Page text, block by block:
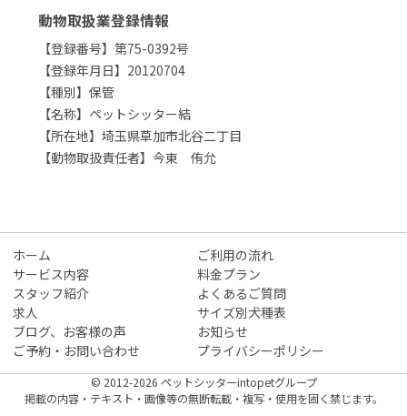
動物取扱業登録情報
【登録番号】第75-0392号
【登録年月日】20120704
【種別】保管
【名称】ペットシッター結
【所在地】埼玉県草加市北谷二丁目
【動物取扱責任者】今東 侑允
ホーム
ご利用の流れ
サービス内容
料金プラン
スタッフ紹介
よくあるご質問
求人
サイズ別犬種表
ブログ、お客様の声
お知らせ
ご予約・お問い合わせ
プライバシーポリシー
© 2012-2026 ペットシッターintopetグループ
掲載の内容・テキスト・画像等の無断転載・複写・使用を固く禁じます。